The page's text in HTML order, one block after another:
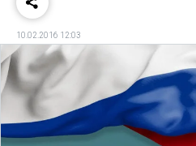
10.02.2016 12:03